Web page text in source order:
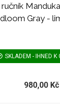
Gray -
SKLADEM - IHNED K
980,00 Kč